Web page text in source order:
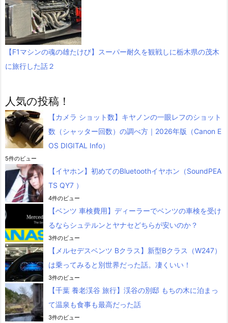
【F1マシンの魂の雄たけび】スーパー耐久を観戦しに栃木県の茂木
に旅行した話２
人気の投稿！
【カメラ ショット数】キヤノンの一眼レフのショット
数（シャッター回数）の調べ方｜2026年版（Canon E
OS DIGITAL Info）
5件のビュー
【イヤホン】初めてのBluetoothイヤホン（SoundPEA
TS QY7 ）
4件のビュー
【ベンツ 車検費用】ディーラーでベンツの車検を受け
るならシュテルンとヤナセどちらが安いのか？
3件のビュー
【メルセデスベンツ Bクラス】新型Bクラス（W247）
は乗ってみると別世界だった話。凄くいい！
3件のビュー
【千葉 養老渓谷 旅行】渓谷の別邸 もちの木に泊まっ
て温泉も食事も最高だった話
3件のビュー